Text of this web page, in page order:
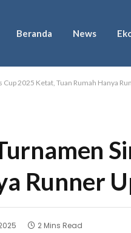
Beranda News
2025 Ketat, Tuan Rumah Hanya
Runner
2 Mins Read